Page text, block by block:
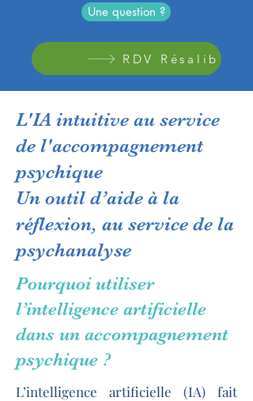
Une question ?
RDV Résalib
L'IA intuitive au service
de l'accompagnement
psychique
Un outil d’aide à la
réflexion, au service de la
psychanalyse
Pourquoi utiliser
l’intelligence artificielle
dans un accompagnement
psychique ?
L’intelligence artificielle (IA) fait